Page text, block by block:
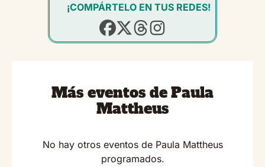
¡COMPÁRTELO EN TUS REDES!
Más eventos de Paula
Mattheus
No hay otros eventos de Paula Mattheus
programados.